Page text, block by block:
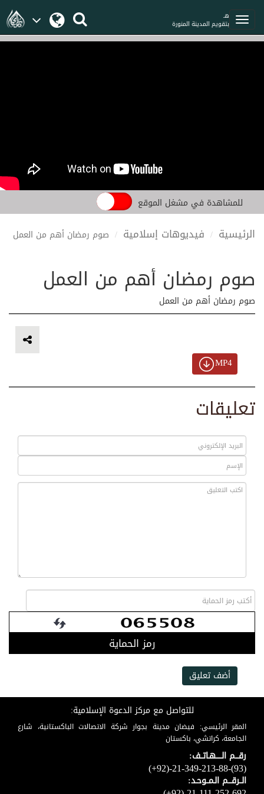
هـ
بتقويم المدينة المنورة
للمشاهدة في مشغل الموقع
الرئيسية فيديوهات إسلامية صوم رمضان أهم من العمل
صوم رمضان أهم من العمل
صوم رمضان أهم من العمل
MP4
تعليقات
رمز الحماية
أضف تعليق
للتواصل مع مركز الدعوة الإسلامية:
المقر الرئيسي: فيضان مدينة بجوار شركة الاتصالات الباكستانية، شارع
الجامعة، كراتشي، باكستان
رقـــم الـــــهـاتــف:
(+92)-21-349-213-88-(93)
الــرقـــم الـمــوحـد: